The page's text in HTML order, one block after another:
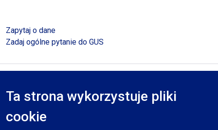
Ta strona wykorzystuje pliki
cookie
Zapytaj o dane
Zadaj ogólne pytanie do GUS
RODO